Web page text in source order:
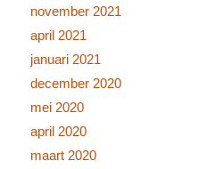
november 2021
april 2021
januari 2021
december 2020
mei 2020
april 2020
maart 2020